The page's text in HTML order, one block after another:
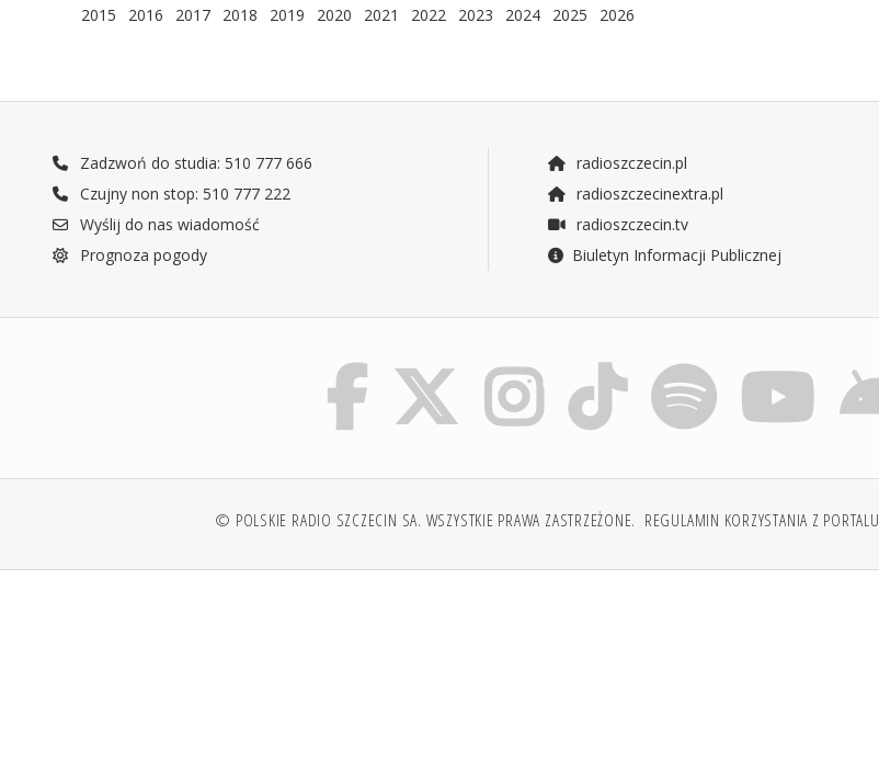
2015
2016 2017 2018 2019 2020 2021 2022 2023 2024 2025 2026
Zadzwoń do studia: 510 777 666
Czujny non stop: 510 777 222
Wyślij do nas wiadomość
Prognoza pogody
radioszczecin.pl
radioszczecinextra.pl
radioszczecin.tv
Biuletyn Informacji Publicznej
© POLSKIE RADIO SZCZECIN SA. WSZYSTKIE PRAWA ZASTRZEŻONE. REGULAMIN KORZYSTANIA Z PORTALU